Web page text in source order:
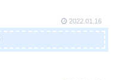
2022.01.16